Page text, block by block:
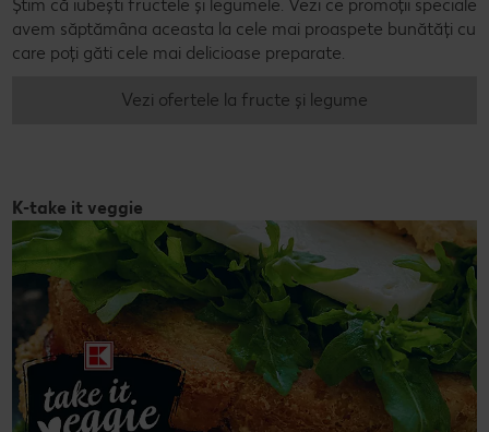
Știm că iubești fructele și legumele. Vezi ce promoții speciale
avem săptămâna aceasta la cele mai proaspete bunătăți cu
care poți găti cele mai delicioase preparate.
Vezi ofertele la fructe și legume
K-take it veggie